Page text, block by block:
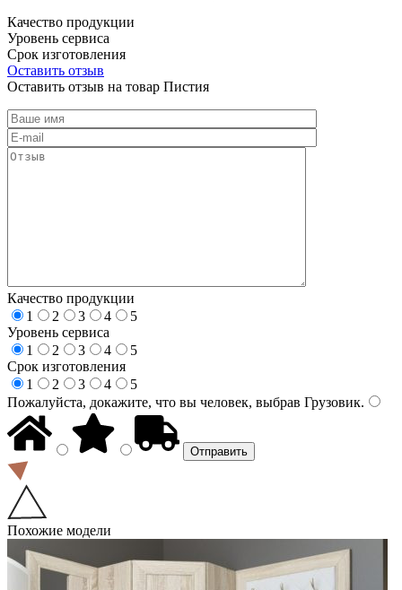
Качество продукции
Уровень сервиса
Срок изготовления
Оставить отзыв
Оставить отзыв на товар Пистия
Качество продукции
1
2 3 4
5
Уровень сервиса
1
2 3 4
5
Срок изготовления
1
2 3 4
5
Пожалуйста, докажите, что вы человек, выбрав Грузовик.
Похожие модели